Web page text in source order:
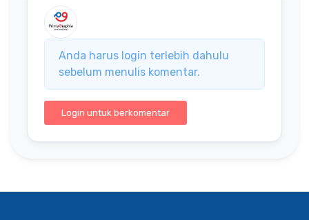
Anda harus login terlebih dahulu
sebelum menulis komentar.
Login untuk berkomentar